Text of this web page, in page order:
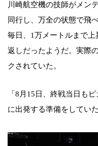
川崎航空機の技師がメン
同行し、万全の状態で飛
毎日、1万メートルまで
返しだったようだ。実際
クされていた。
「8月15日、終戦当日も
に出発する準備をしてい